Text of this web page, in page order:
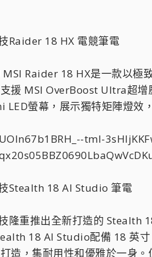
Raider 18 HX 電競筆電
MSI Raider 18 HX是一款以
援 MSI OverBoost Ultra超
LED螢幕，展示獨特矩陣燈效
Stealth 18 AI Studio 筆電
隆重推出全新打造的
18 AI Studio配備 18 英
造，集耐用性和優雅於一身